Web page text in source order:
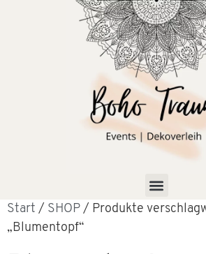
Start / SHOP / Produkte
„Blumentopf“